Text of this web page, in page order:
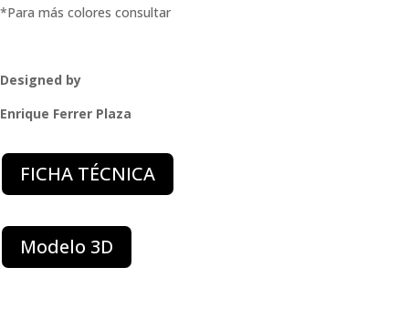
*Para más colores consultar
Designed by
Enrique Ferrer Plaza
FICHA TÉCNICA
Modelo 3D